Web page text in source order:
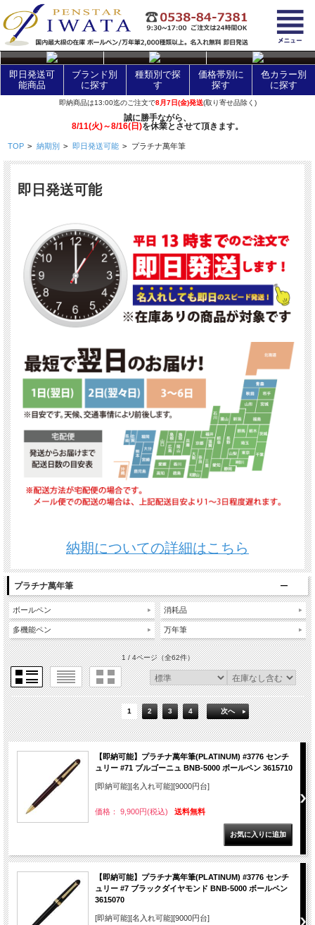
layer Control
即日発送可
能商品
ブランド別
に探す
種類別で探
す
価格帯別に
探す
色カラー別
に探す
即納商品は13:00迄のご注文で8月7日(金)発送(取り寄せ品除く)
誠に勝手ながら、
8/11(火)～8/16(日)を休業とさせて頂きます。
TOP > 納期別 > 即日発送可能 > プラチナ萬年筆
即日発送可能
納期についての詳細はこちら
プラチナ萬年筆
ボールペン
多機能ペン
消耗品
万年筆
1 / 4ページ（全62件）
1 2 3 4 次へ
【即納可能】プラチナ萬年筆(PLATINUM) #3776 センチ
ュリー #71 ブルゴーニュ BNB-5000 ボールペン 3615710
[即納可能][名入れ可能][9000円台]
価格： 9,900円(税込) 送料無料
【即納可能】プラチナ萬年筆(PLATINUM) #3776 センチ
ュリー #7 ブラックダイヤモンド BNB-5000 ボールペン
3615070
[即納可能][名入れ可能][9000円台]